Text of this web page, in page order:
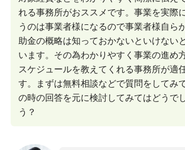
れる事務所がおススメです。事業を実際
うのは事業者様になるので事業者様自ら
助金の概略は知っておかないといけない
います。その為わかりやすく事業の進め
スケジュールを教えてくれる事務所が適
す。まずは無料相談などで質問をしてみ
の時の回答を元に検討してみてはどうで
う？